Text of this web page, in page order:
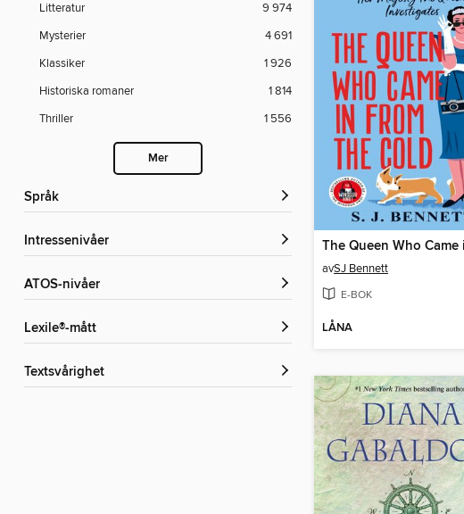
Litteratur
9 974
Mysterier
4 691
Klassiker
1 926
Historiska romaner
1 814
Thriller
1 556
Mer
Språk
Intressenivåer
ATOS-nivåer
Lexile®-mått
Textsvårighet
avSJ Bennett
E-BOK
LÅNA